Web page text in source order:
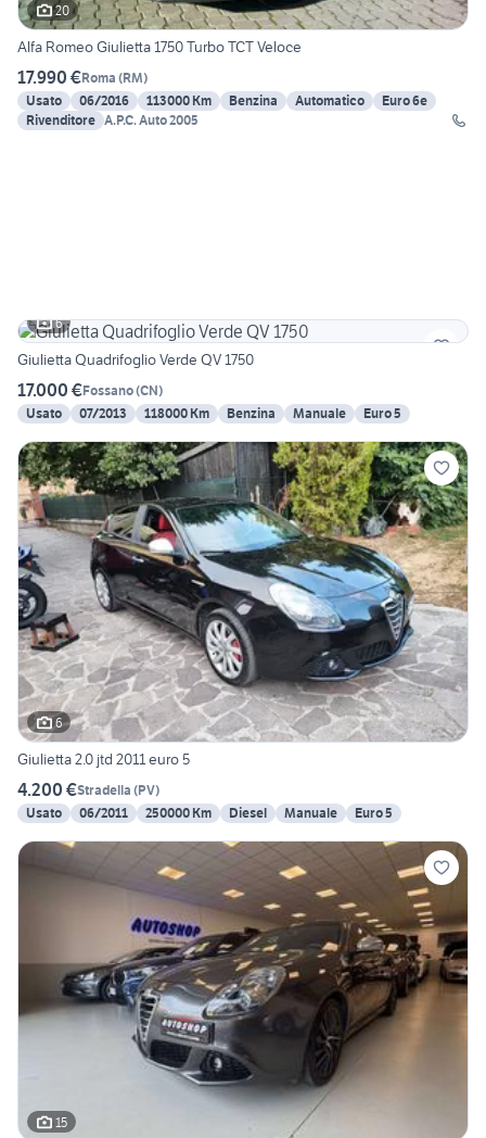
20
Alfa Romeo Giulietta 1750 Turbo TCT Veloce
17.990 €Roma (RM)
Usato
06/2016 113000 Km Benzina Automatico
Euro 6e
Rivenditore A.P.C. Auto 2005
6
Giulietta Quadrifoglio Verde QV 1750
17.000 €Fossano(CN)
Usato
07/2013 118000 Km Benzina Manuale Euro 5
6
Giulietta 2.0 jtd 2011 euro 5
4.200 €Stradella (PV)
Usato
06/2011 250000 Km Diesel Manuale Euro 5
15